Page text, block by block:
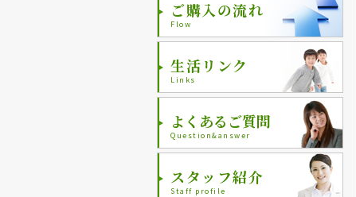
ご購入の流れ
Flow
生活リンク
Links
よくあるご質問
Question&answer
スタッフ紹介
Staff profile